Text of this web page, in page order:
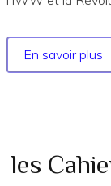
En savoir plus
les